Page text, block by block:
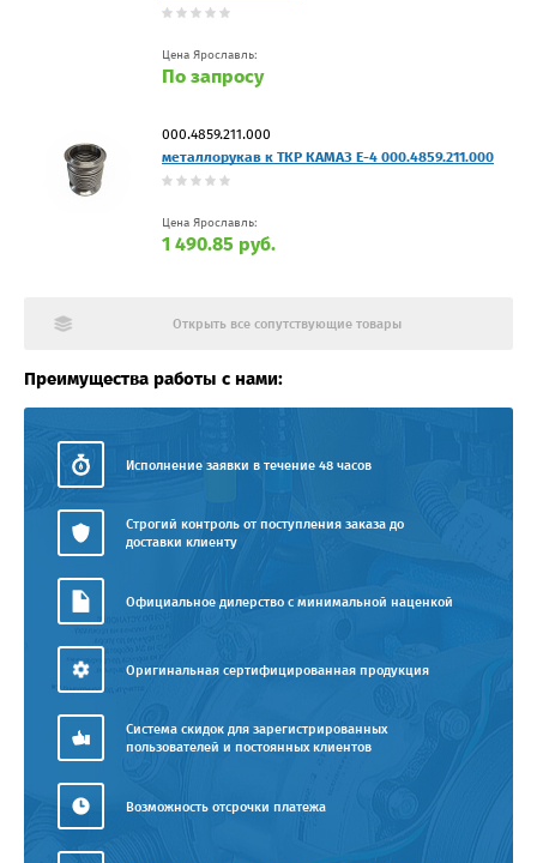
Цена Ярославль:
По запросу
000.4859.211.000
металлорукав к ТКР КАМАЗ Е-4 000.4859.211.000
Цена Ярославль:
1 490.85 руб.
Открыть все сопутствующие товары
Преимущества работы с нами:
Исполнение заявки в течение 48 часов
Строгий контроль от поступления заказа до
доставки клиенту
Официальное дилерство с минимальной наценкой
Оригинальная сертифицированная продукция
Система скидок для зарегистрированных
пользователей и постоянных клиентов
Возможность отсрочки платежа